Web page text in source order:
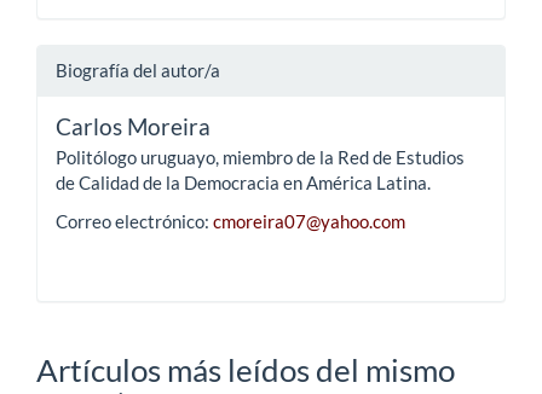
Biografía del autor/a
Carlos Moreira
Politólogo uruguayo, miembro de la Red de Estudios
de Calidad de la Democracia en América Latina.
Correo electrónico: cmoreira07@yahoo.com
Artículos más leídos del mismo